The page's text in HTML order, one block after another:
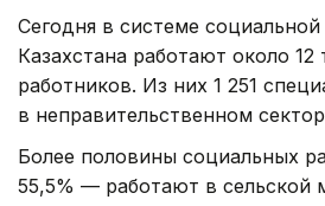
Сегодня в системе
Казахстана работают около
работников. Из них 1 251
в неправительственном
Более половины социальных
55,5% — работают в сельской